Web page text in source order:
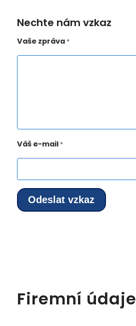
Nechte nám vzkaz
Vaše zpráva *
Váš e-mail *
Firemní údaje